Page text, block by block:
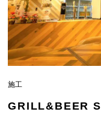
施工
GRILL&BEER